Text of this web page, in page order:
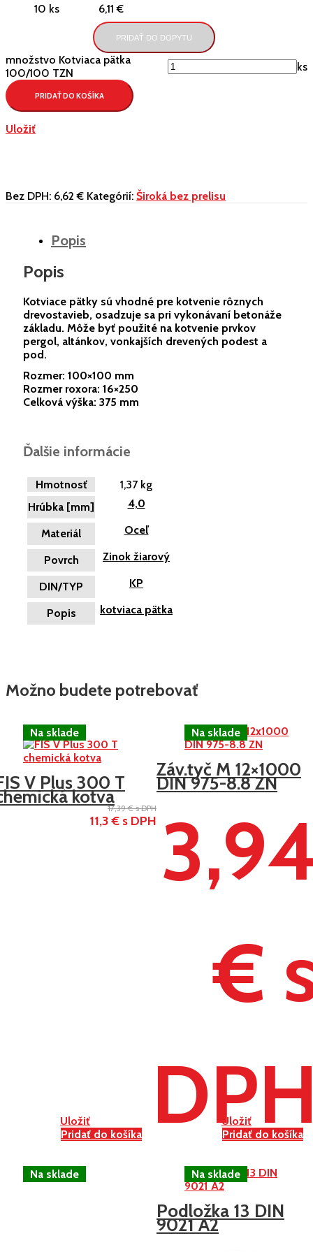
10 ks 6,11 €
PRIDAŤ DO DOPYTU
množstvo Kotviaca pätka
100/100 TZN
ks
PRIDAŤ DO KOŠÍKA
Uložiť
Bez DPH: 6,62 € Kategórií: Široká bez prelisu
Popis
Popis
Kotviace pätky sú vhodné pre kotvenie rôznych
drevostavieb, osadzuje sa pri vykonávaní betonáže
základu. Môže byť použité na kotvenie prvkov
pergol, altánkov, vonkajších drevených podest a
pod.
Rozmer: 100×100 mm
Rozmer roxora: 16×250
Celková výška: 375 mm
Ďalšie informácie
Hmotnosť
1,37 kg
Hrúbka [mm]
4,0
Materiál Oceľ
Povrch Zinok žiarový
DIN/TYP KP
Popis kotviaca pätka
Možno budete potrebovať
-35%
Uložiť
Pridať do košíka
V Plus 300 T
kotva
17,39 € s DPH
11,3 € s DPH
Uložiť
Pridať do košíka
Záv.tyč M 12×1000
DIN 975-8.8 ZN
€
Podložka 13 DIN
9021 A2